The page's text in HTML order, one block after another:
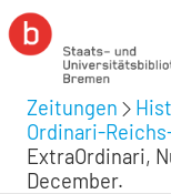
Zeitungen
Ordinari-
ExtraOrdinari,
December.